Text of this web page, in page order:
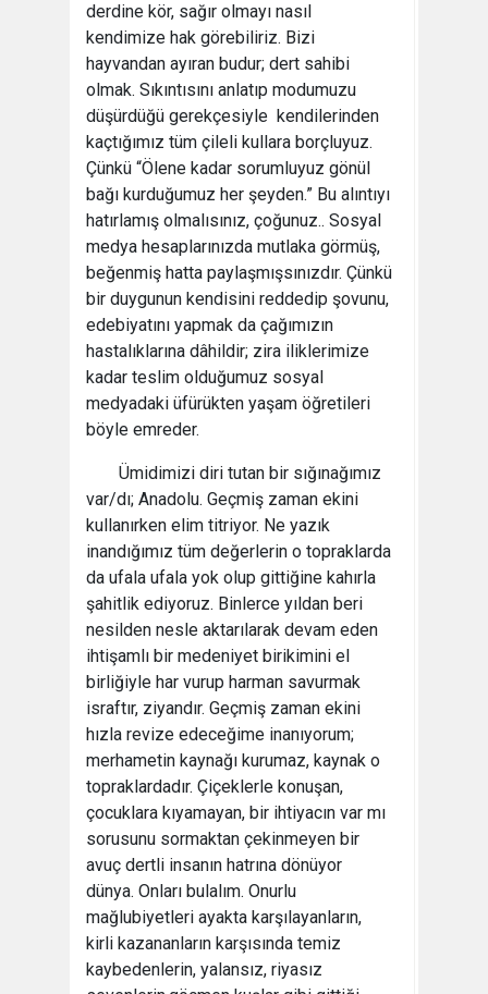
derdine kör, sağır olmayı nasıl
kendimize hak görebiliriz. Bizi
hayvandan ayıran budur; dert sahibi
olmak. Sıkıntısını anlatıp modumuzu
düşürdüğü gerekçesiyle kendilerinden
kaçtığımız tüm çileli kullara borçluyuz.
Çünkü “Ölene kadar sorumluyuz gönül
bağı kurduğumuz her şeyden.” Bu alıntıyı
hatırlamış olmalısınız, çoğunuz.. Sosyal
medya hesaplarınızda mutlaka görmüş,
beğenmiş hatta paylaşmışsınızdır. Çünkü
bir duygunun kendisini reddedip şovunu,
edebiyatını yapmak da çağımızın
hastalıklarına dâhildir; zira iliklerimize
kadar teslim olduğumuz sosyal
medyadaki üfürükten yaşam öğretileri
böyle emreder.
Ümidimizi diri tutan bir sığınağımız
var/dı; Anadolu. Geçmiş zaman ekini
kullanırken elim titriyor. Ne yazık
inandığımız tüm değerlerin o topraklarda
da ufala ufala yok olup gittiğine kahırla
şahitlik ediyoruz. Binlerce yıldan beri
nesilden nesle aktarılarak devam eden
ihtişamlı bir medeniyet birikimini el
birliğiyle har vurup harman savurmak
israftır, ziyandır. Geçmiş zaman ekini
hızla revize edeceğime inanıyorum;
merhametin kaynağı kurumaz, kaynak o
topraklardadır. Çiçeklerle konuşan,
çocuklara kıyamayan, bir ihtiyacın var mı
sorusunu sormaktan çekinmeyen bir
avuç dertli insanın hatrına dönüyor
dünya. Onları bulalım. Onurlu
mağlubiyetleri ayakta karşılayanların,
kirli kazananların karşısında temiz
kaybedenlerin, yalansız, riyasız